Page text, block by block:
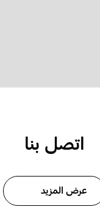
اتصل بنا
عرض المزيد